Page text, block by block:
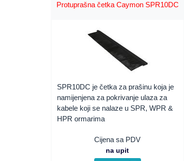
Protuprašna četka Caymon SPR10DC
SPR10DC je četka za prašinu koja je
namijenjena za pokrivanje ulaza za
kabele koji se nalaze u SPR, WPR &
HPR ormarima
Cijena sa PDV
na upit